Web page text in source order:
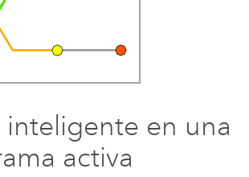
en una
activa